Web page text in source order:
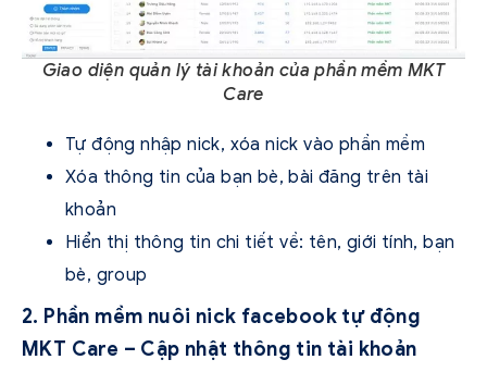
Giao diện quản lý tài khoản của phần mềm MKT
Care
Tự động nhập nick, xóa nick vào phần mềm
Xóa thông tin của bạn bè, bài đăng trên tài
khoản
Hiển thị thông tin chi tiết về: tên, giới tính, bạn
bè, group
2. Phần mềm nuôi nick facebook tự động
MKT Care – Cập nhật thông tin tài khoản